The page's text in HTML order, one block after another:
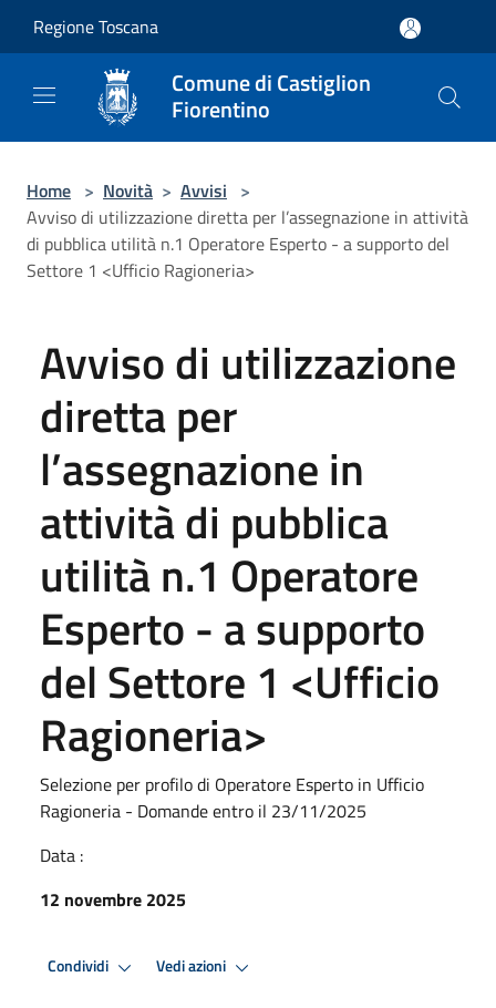
Regione Toscana
Comune di Castiglion
Fiorentino
Home > Novità > Avvisi >
Avviso di utilizzazione diretta per l’assegnazione in attività
di pubblica utilità n.1 Operatore Esperto - a supporto del
Settore 1 <Ufficio Ragioneria>
Avviso di utilizzazione
diretta per
l’assegnazione in
attività di pubblica
utilità n.1 Operatore
Esperto - a supporto
del Settore 1 <Ufficio
Ragioneria>
Selezione per profilo di Operatore Esperto in Ufficio
Ragioneria - Domande entro il 23/11/2025
Data :
12 novembre 2025
Condividi Vedi azioni